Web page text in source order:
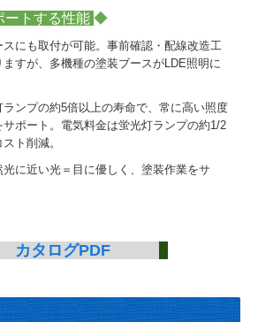
ートする性能 ◆
にも取付が可能。事前確認・配線改造工
すが、多機種の塗装ブースがLDE照明に
ンプの約5倍以上の寿命で、常に高い照度
ポート。電気料金は蛍光灯ランプの約1/2
ト削減。
に近い光＝目に優しく、塗装作業をサ
カタログPDF